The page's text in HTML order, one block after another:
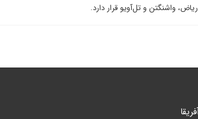
واشنگتن و تل‌آویو قرار دارد.